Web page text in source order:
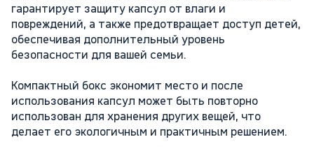
гарантирует защиту капсул от влаги и
повреждений, а также предотвращает доступ детей,
обеспечивая дополнительный уровень
безопасности для вашей семьи.
Компактный бокс экономит место и после
использования капсул может быть повторно
использован для хранения других вещей, что
делает его экологичным и практичным решением.